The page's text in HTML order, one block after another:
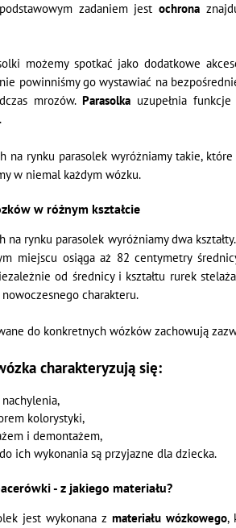
zadaniem jest ochrona
możemy spotkać jako dodatkowe
powinniśmy go wystawiać na
mrozów.Parasolka uzupełnia
na rynku parasolek wyróżniamy takie, które
w niemal każdym wózku.
w różnym kształcie
na rynku parasolek wyróżniamy dwa kształty.
miejscu osiąga aż 82 centymetry
od średnicy i kształtu rurek
charakteru.
do konkretnych wózków zachowują
charakteryzują się:
kolorystyki,
i demontażem,
ich wykonania są przyjazne dla dziecka.
- z jakiego materiału?
jest wykonana zmateriału wózkowego,